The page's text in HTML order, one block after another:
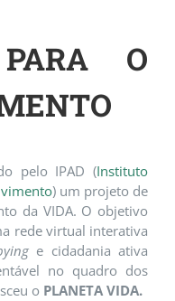
PARA O
pelo IPAD (Instituto
) um projeto de
da VIDA. O objetivo
rede virtual interativa
e cidadania ativa
no quadro dos
o PLANETA VIDA.